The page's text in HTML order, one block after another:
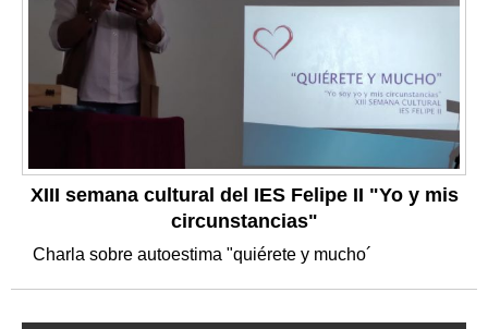
XIII semana cultural del IES Felipe II "Yo y mis
circunstancias"
Charla sobre autoestima "quiérete y mucho´